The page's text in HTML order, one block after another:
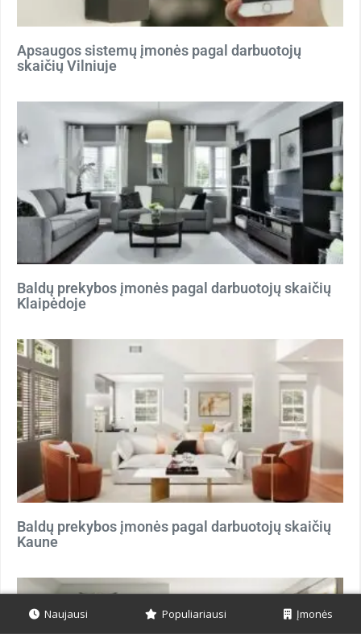
Apsaugos sistemų įmonės pagal darbuotojų
skaičių Vilniuje
Baldų prekybos įmonės pagal darbuotojų skaičių
Klaipėdoje
Baldų prekybos įmonės pagal darbuotojų skaičių
Kaune
Naujausi Populiariausi Įmonės